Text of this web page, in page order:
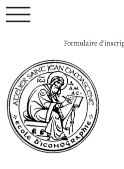
Formulaire